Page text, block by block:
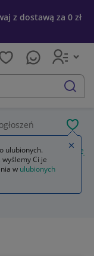
z dostawą za 0 zł
szukaj
ogłoszeń
do higieny intymnej
ulubionych.
Ci je
w ulubionych